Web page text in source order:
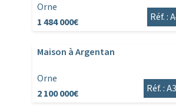
Orne
1 484 000€
Réf. :
Maison à Argentan
Orne
2 100 000€
Réf. :